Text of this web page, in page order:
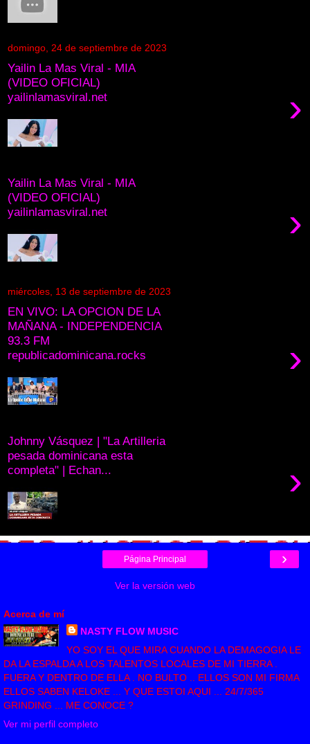
domingo, 24 de septiembre de 2023
Yailin La Mas Viral - MIA
(VIDEO OFICIAL)
yailinlamasviral.net
›
Yailin La Mas Viral - MIA
(VIDEO OFICIAL)
yailinlamasviral.net
›
miércoles, 13 de septiembre de 2023
EN VIVO: LA OPCION DE LA
MAÑANA - INDEPENDENCIA
93.3 FM
republicadominicana.rocks
›
Johnny Vásquez | "La Artilleria
pesada dominicana esta
completa" | Echan...
›
›
Página Principal
Ver la versión web
Acerca de mí
NASTY FLOW MUSIC
YO SOY EL QUE MIRA CUANDO LA DEMAGOGIA LE
DA LA ESPALDA A LOS TALENTOS LOCALES DE MI TIERRA .
FUERA Y DENTRO DE ELLA . NO BULTO .. ELLOS SON MI FIRMA
ELLOS SABEN KELOKE ... Y QUE ESTOI AQUI ... 24/7/365
GRINDING ... ME CONOCE ?
Ver mi perfil completo